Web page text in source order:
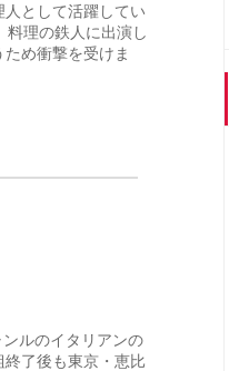
人として活躍してい
料理の鉄人に出演し
め衝撃を受けま
ルのイタリアンの
了後も東京・恵比